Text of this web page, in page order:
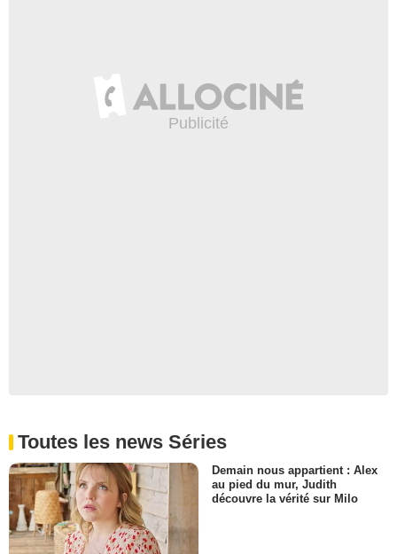
Toutes les news Séries
Demain nous appartient : Alex
au pied du mur, Judith
découvre la vérité sur Milo